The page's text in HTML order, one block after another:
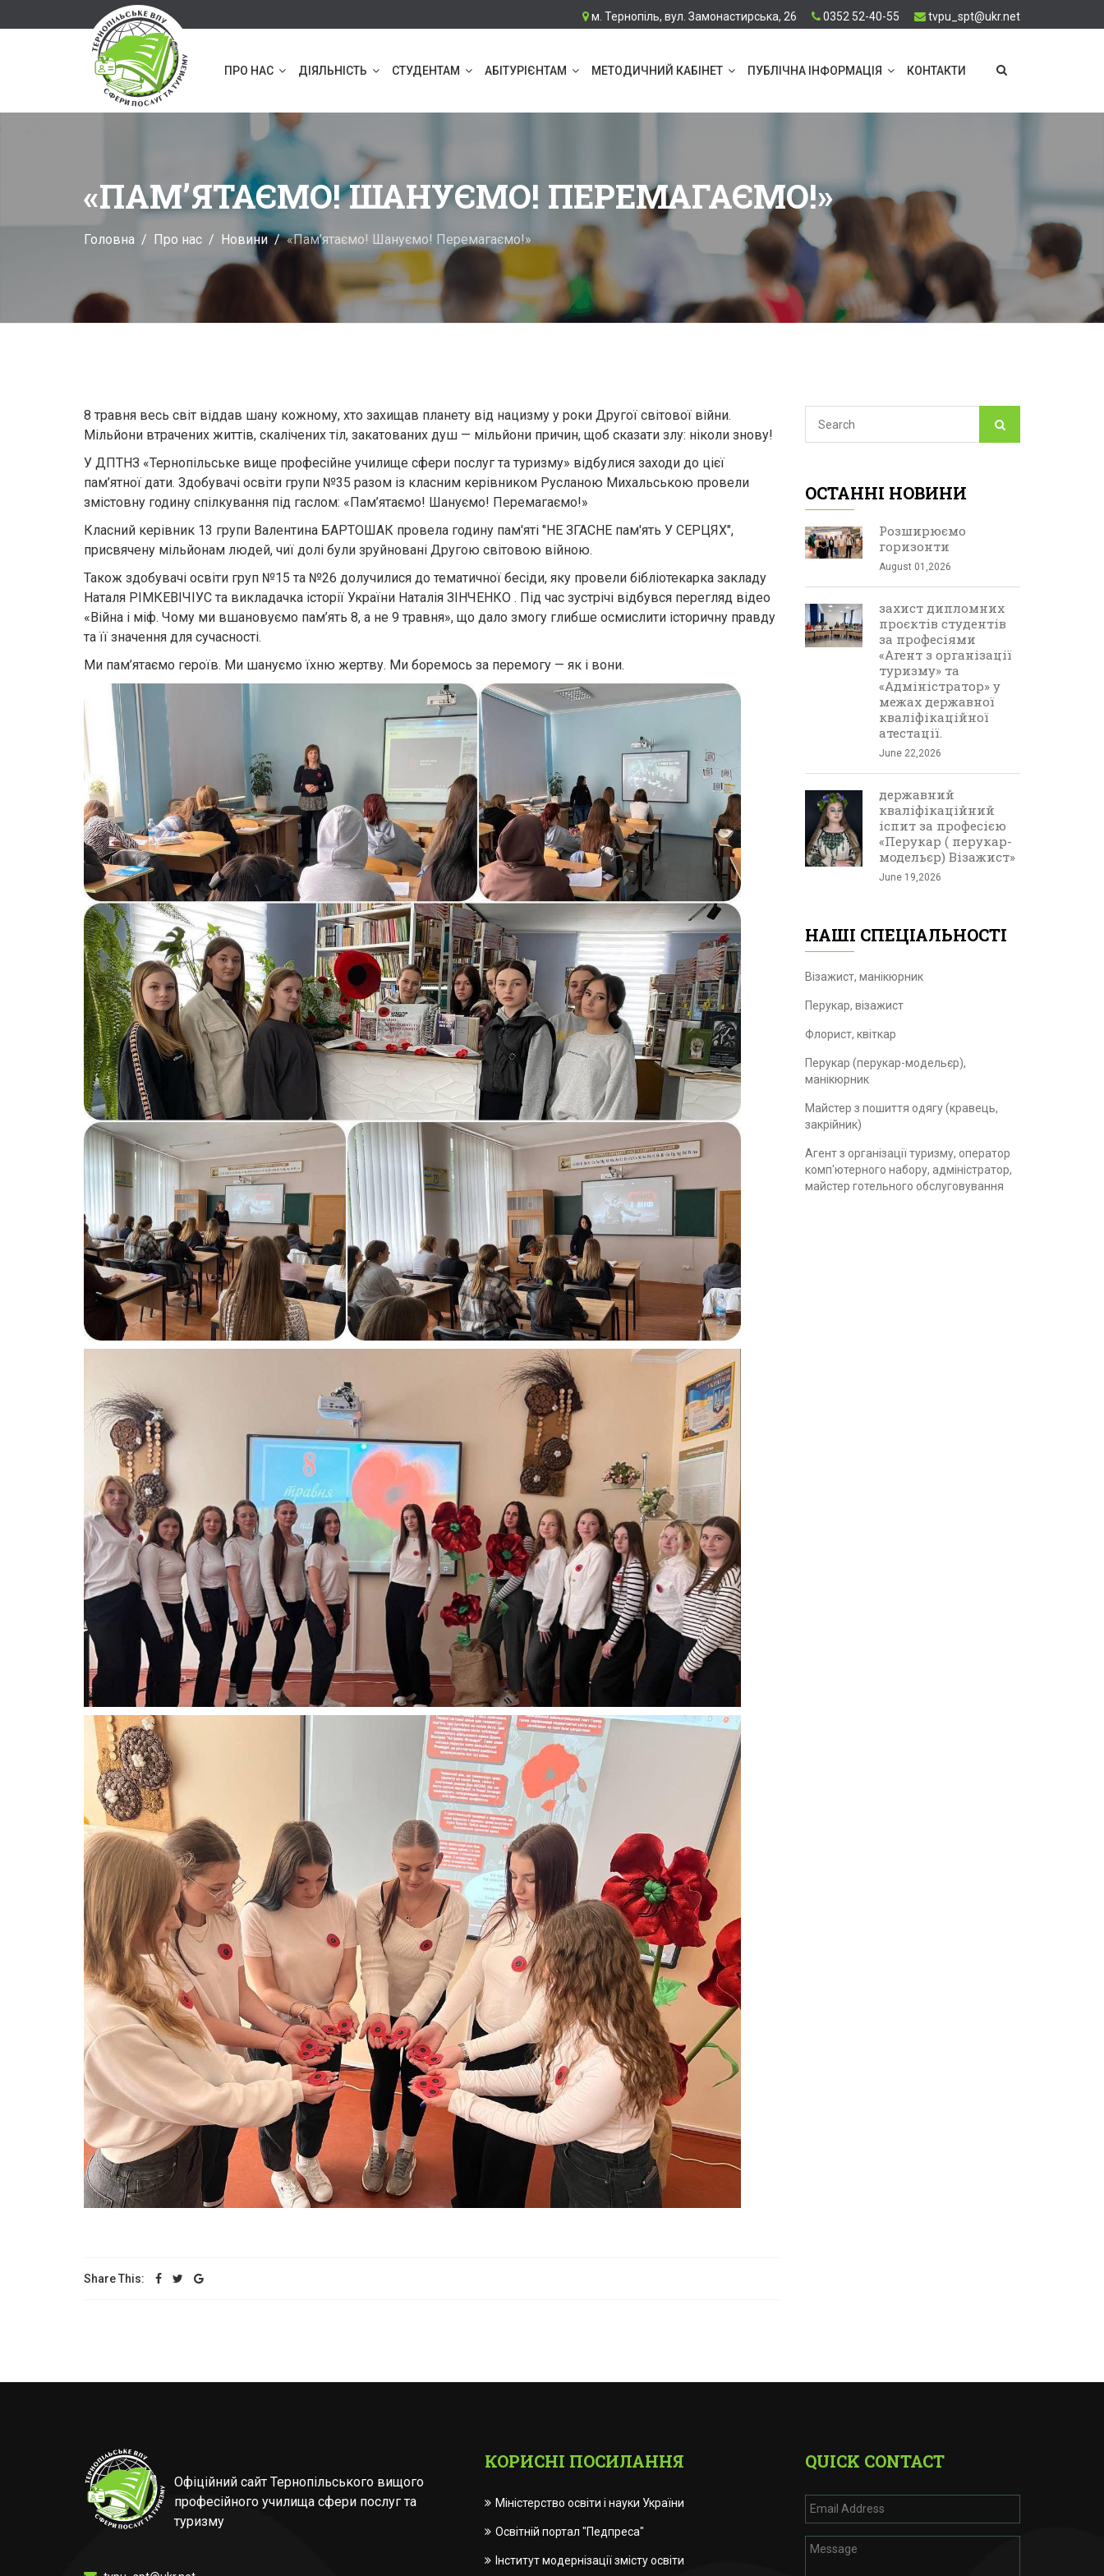
м. Тернопіль, вул. Замонастирська, 26 0352 52-40-55 tvpu_spt@ukr.net
ПРО НАС ДІЯЛЬНІСТЬ СТУДЕНТАМ АБІТУРІЄНТАМ МЕТОДИЧНИЙ КАБІНЕТ ПУБЛІЧНА ІНФОРМАЦІЯ КОНТАКТИ
«ПАМ’ЯТАЄМО! ШАНУЄМО! ПЕРЕМАГАЄМО!»
Головна Про нас Новини «Пам’ятаємо! Шануємо! Перемагаємо!»
8 травня весь світ віддав шану кожному, хто захищав планету від нацизму у роки Другої світової війни.
Мільйони втрачених життів, скалічених тіл, закатованих душ — мільйони причин, щоб сказати злу: ніколи знову!
У ДПТНЗ «Тернопільське вище професійне училище сфери послуг та туризму» відбулися заходи до цієї
пам’ятної дати. Здобувачі освіти групи №35 разом із класним керівником Русланою Михальською провели
змістовну годину спілкування під гаслом: «Пам’ятаємо! Шануємо! Перемагаємо!»
Класний керівник 13 групи Валентина БАРТОШАК провела годину пам'яті "НЕ ЗГАСНЕ пам'ять У СЕРЦЯХ",
присвячену мільйонам людей, чиї долі були зруйновані Другою світовою війною.
Також здобувачі освіти груп №15 та №26 долучилися до тематичної бесіди, яку провели бібліотекарка закладу
Наталя РІМКЕВІЧІУС та викладачка історії України Наталія ЗІНЧЕНКО . Під час зустрічі відбувся перегляд відео
«Війна і міф. Чому ми вшановуємо пам’ять 8, а не 9 травня», що дало змогу глибше осмислити історичну правду
та її значення для сучасності.
Ми пам’ятаємо героїв. Ми шануємо їхню жертву. Ми боремось за перемогу — як і вони.
Share This:
ОСТАННІ НОВИНИ
Розширюємо
горизонти
August 01,2026
захист дипломних
проєктів студентів
за професіями
«Агент з організації
туризму» та
«Адміністратор» у
межах державної
кваліфікаційної
атестації.
June 22,2026
державний
кваліфікаційний
іспит за професією
«Перукар ( перукар-
модельєр) Візажист»
June 19,2026
НАШІ СПЕЦІАЛЬНОСТІ
Візажист, манікюрник
Перукар, візажист
Флорист, квіткар
Перукар (перукар-модельєр),
манікюрник
Майстер з пошиття одягу (кравець,
закрійник)
Агент з організації туризму, оператор
комп'ютерного набору, адміністратор,
майстер готельного обслуговування
Офіційний сайт Тернопільського вищого
професійного училища сфери послуг та
туризму
КОРИСНІ ПОСИЛАННЯ
Міністерство освіти і науки України
Освітній портал "Педпреса"
Інститут модернізації змісту освіти
QUICK CONTACT